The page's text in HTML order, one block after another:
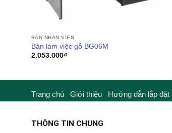
BÀN NHÂN VIÊN
Bàn làm việc gỗ BG06M
2.053.000₫
Trang chủ Giới thiệu Hướng dẫn lắp đặt
THÔNG TIN CHUNG